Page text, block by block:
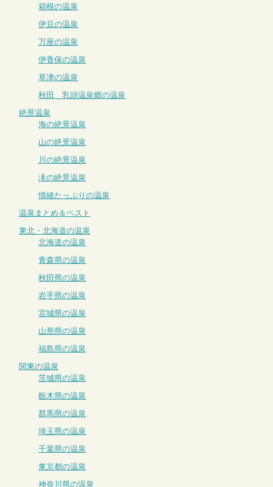
箱根の温泉
伊豆の温泉
万座の温泉
伊香保の温泉
草津の温泉
秋田 乳頭温泉郷の温泉
絶景温泉
海の絶景温泉
山の絶景温泉
川の絶景温泉
滝の絶景温泉
情緒たっぷりの温泉
温泉まとめ＆ベスト
東北・北海道の温泉
北海道の温泉
青森県の温泉
秋田県の温泉
岩手県の温泉
宮城県の温泉
山形県の温泉
福島県の温泉
関東の温泉
茨城県の温泉
栃木県の温泉
群馬県の温泉
埼玉県の温泉
千葉県の温泉
東京都の温泉
神奈川県の温泉